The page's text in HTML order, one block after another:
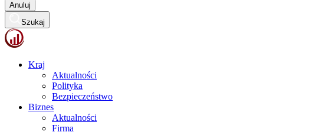
Anuluj
Szukaj
Kraj
Aktualności
Polityka
Bezpieczeństwo
Biznes
Aktualności
Firma